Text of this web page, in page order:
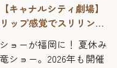
キャナルシティ劇場】
ップ感覚でスリリング
ョーが福岡に！ 夏休み
ショー。2026年も開催